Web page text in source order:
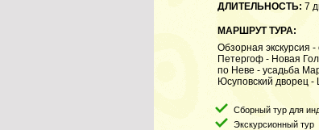
ДЛИТЕЛЬНОСТЬ: 7
МАРШРУТ ТУРА:
Обзорная экскурсия
Петергоф - Новая
по Неве - усадьба
Юсуповский дворец -
Сборный тур для
Экскурсионный тур